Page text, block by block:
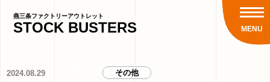
燕三条ファクトリーアウトレット
STOCK BUSTERS MENU
2024.08.29 その他